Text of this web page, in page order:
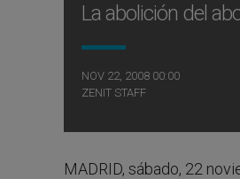
La abolición del
NOV 22, 2008 00:00
ZENIT STAFF
MADRID, sábado, 22